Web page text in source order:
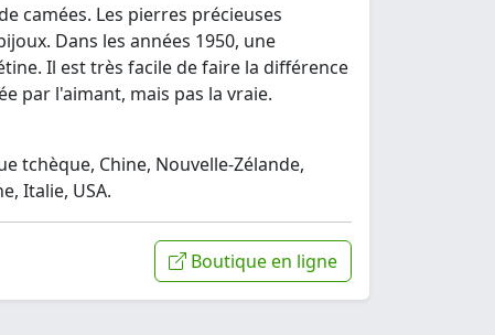
camées. Les pierres précieuses
Dans les années 1950, une
Il est très facile de faire la différence
par l'aimant, mais pas la vraie.
tchèque, Chine, Nouvelle-Zélande,
Italie, USA.
Boutique en ligne